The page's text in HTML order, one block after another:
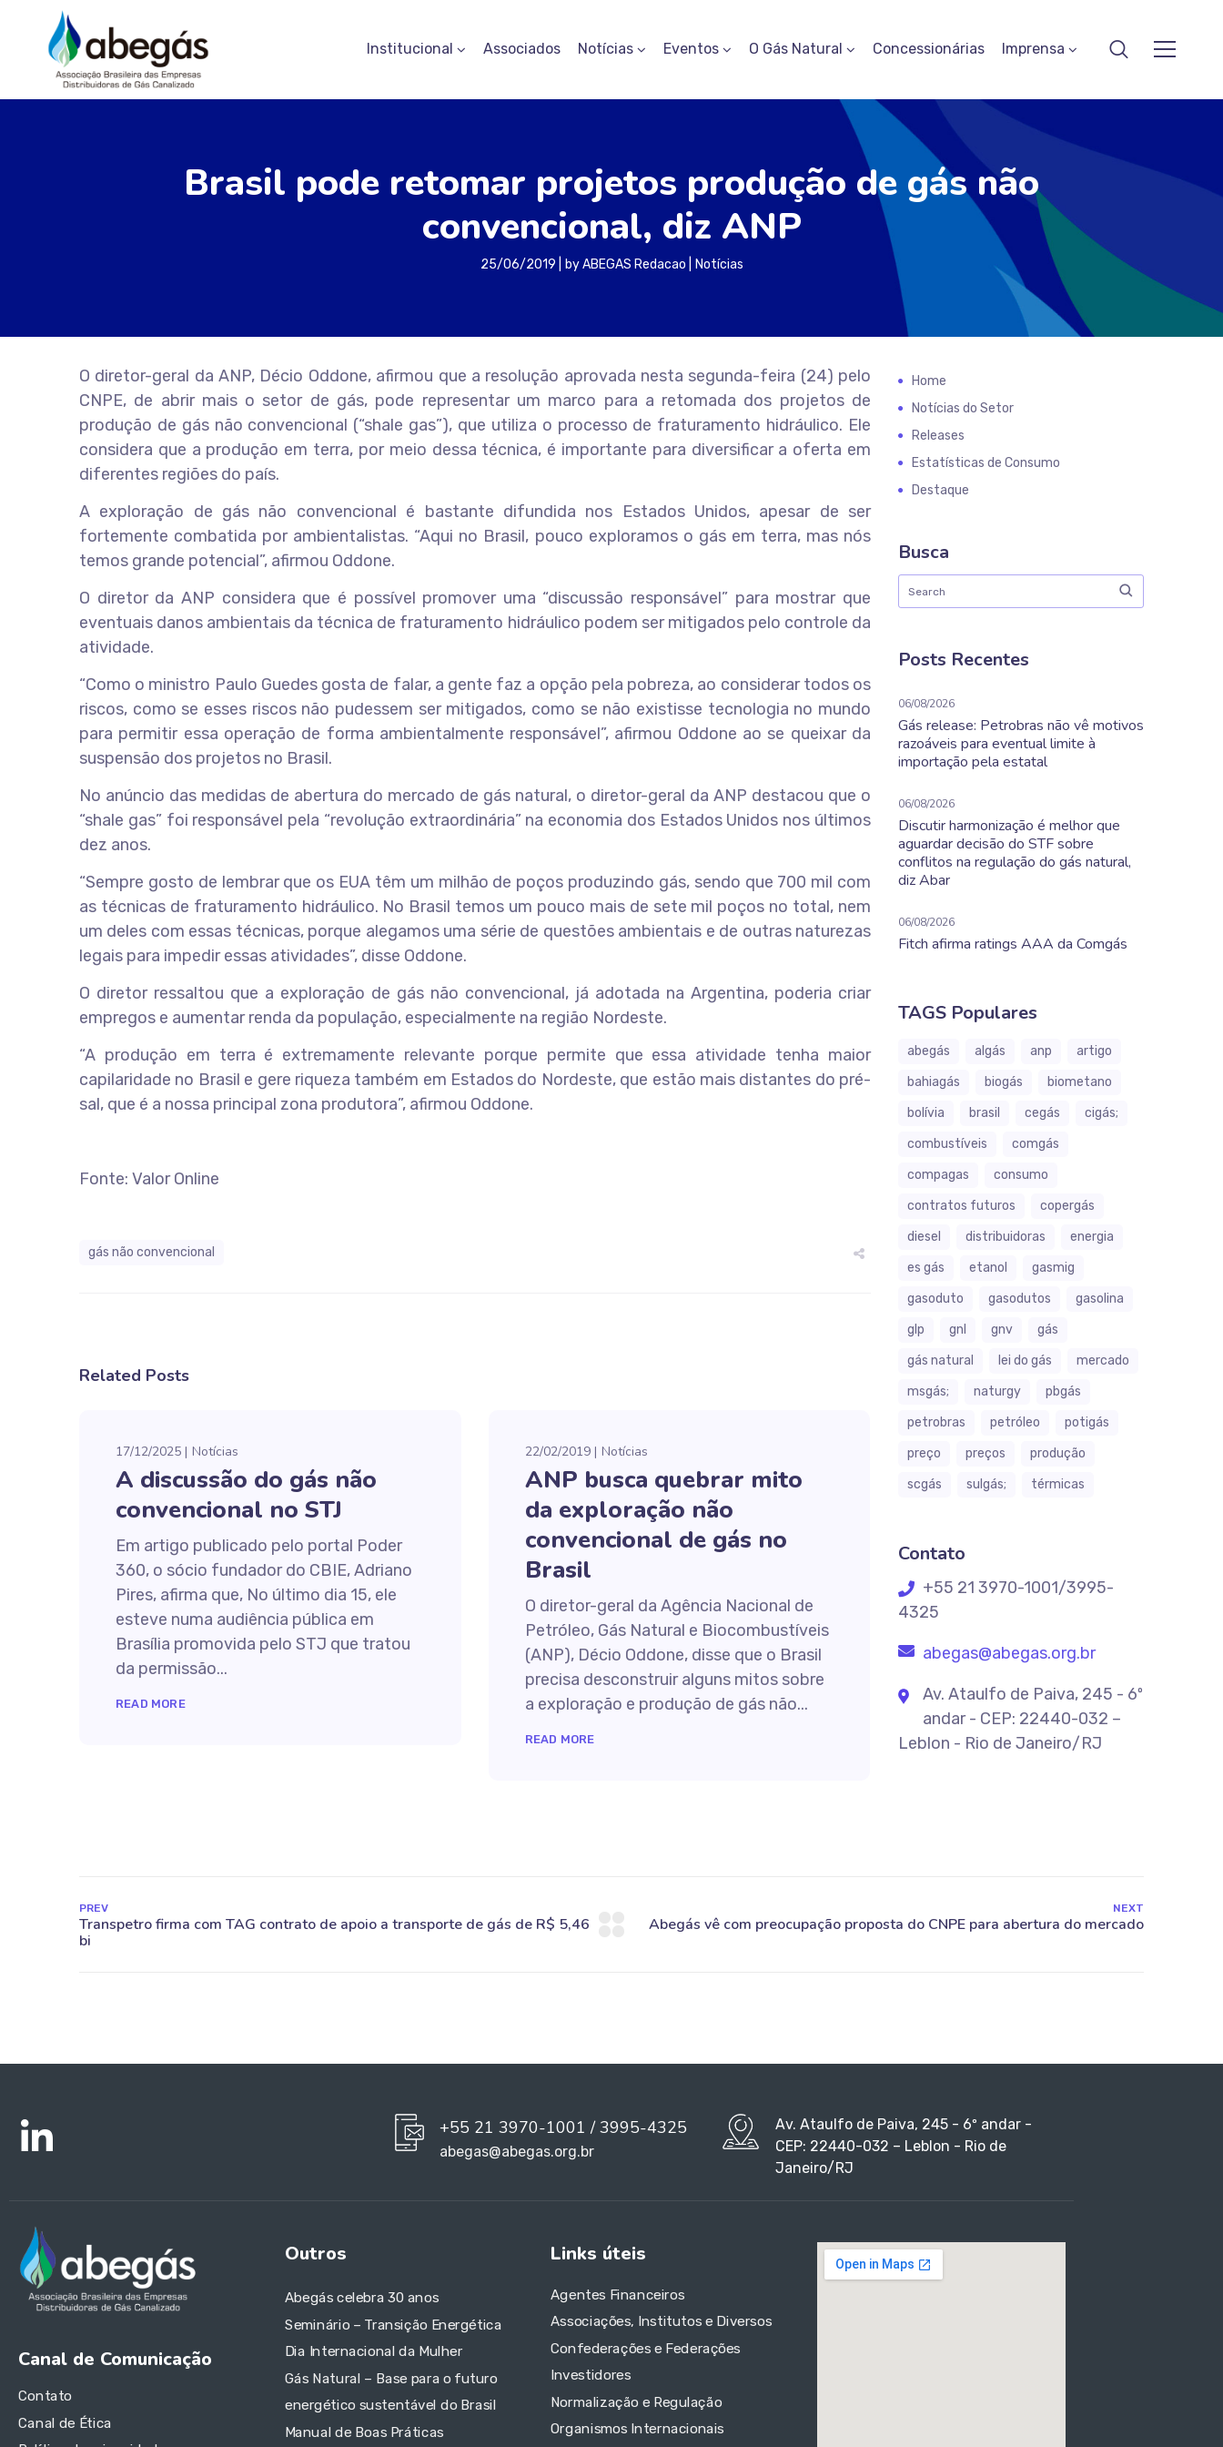
Institucional Associados Notícias Eventos O Gás Natural Concessionárias Imprensa
Brasil pode retomar projetos produção de gás não
convencional, diz ANP
25/06/2019 byABEGAS Redacao Notícias
O diretor-geral da ANP, Décio Oddone, afirmou que a resolução aprovada nesta segunda-feira (24) pelo
CNPE, de abrir mais o setor de gás, pode representar um marco para a retomada dos projetos de
produção de gás não convencional (“shale gas”), que utiliza o processo de fraturamento hidráulico. Ele
considera que a produção em terra, por meio dessa técnica, é importante para diversificar a oferta em
diferentes regiões do país.
A exploração de gás não convencional é bastante difundida nos Estados Unidos, apesar de ser
fortemente combatida por ambientalistas. “Aqui no Brasil, pouco exploramos o gás em terra, mas nós
temos grande potencial”, afirmou Oddone.
O diretor da ANP considera que é possível promover uma “discussão responsável” para mostrar que
eventuais danos ambientais da técnica de fraturamento hidráulico podem ser mitigados pelo controle da
atividade.
“Como o ministro Paulo Guedes gosta de falar, a gente faz a opção pela pobreza, ao considerar todos os
riscos, como se esses riscos não pudessem ser mitigados, como se não existisse tecnologia no mundo
para permitir essa operação de forma ambientalmente responsável”, afirmou Oddone ao se queixar da
suspensão dos projetos no Brasil.
No anúncio das medidas de abertura do mercado de gás natural, o diretor-geral da ANP destacou que o
“shale gas” foi responsável pela “revolução extraordinária” na economia dos Estados Unidos nos últimos
dez anos.
“Sempre gosto de lembrar que os EUA têm um milhão de poços produzindo gás, sendo que 700 mil com
as técnicas de fraturamento hidráulico. No Brasil temos um pouco mais de sete mil poços no total, nem
um deles com essas técnicas, porque alegamos uma série de questões ambientais e de outras naturezas
legais para impedir essas atividades”, disse Oddone.
O diretor ressaltou que a exploração de gás não convencional, já adotada na Argentina, poderia criar
empregos e aumentar renda da população, especialmente na região Nordeste.
“A produção em terra é extremamente relevante porque permite que essa atividade tenha maior
capilaridade no Brasil e gere riqueza também em Estados do Nordeste, que estão mais distantes do pré-
sal, que é a nossa principal zona produtora”, afirmou Oddone.
Fonte: Valor Online
gás não convencional
Related Posts
17/12/2025 Notícias
A discussão do gás não
convencional no STJ
Em artigo publicado pelo portal Poder
360, o sócio fundador do CBIE, Adriano
Pires, afirma que, No último dia 15, ele
esteve numa audiência pública em
Brasília promovida pelo STJ que tratou
da permissão...
READ MORE
22/02/2019 Notícias
ANP busca quebrar mito
da exploração não
convencional de gás no
Brasil
O diretor-geral da Agência Nacional de
Petróleo, Gás Natural e Biocombustíveis
(ANP), Décio Oddone, disse que o Brasil
precisa desconstruir alguns mitos sobre
a exploração e produção de gás não...
READ MORE
Home
Notícias do Setor
Releases
Estatísticas de Consumo
Destaque
Busca
Posts Recentes
06/08/2026
Gás release: Petrobras não vê motivos
razoáveis para eventual limite à
importação pela estatal
06/08/2026
Discutir harmonização é melhor que
aguardar decisão do STF sobre
conflitos na regulação do gás natural,
diz Abar
06/08/2026
Fitch afirma ratings AAA da Comgás
TAGS Populares
abegás algás anp
artigo
bahiagás
biogás
biometano
bolívia
brasil cegás
cigás;
combustíveis
comgás
compagas
consumo
contratos futuros
copergás
diesel
distribuidoras
energia
es gás
etanol
gasmig
gasoduto
gasodutos
gasolina
glp
gnl gnv
gás
gás natural
lei do gás
mercado
msgás;
naturgy
pbgás
petrobras
petróleo
potigás
preço
preços
produção
scgás
sulgás; térmicas
Contato
+55 21 3970-1001/3995-
4325
abegas@abegas.org.br
Av. Ataulfo de Paiva, 245 - 6º
andar - CEP: 22440-032 –
Leblon - Rio de Janeiro/RJ
PREV NEXT
+55 21 3970-1001 / 3995-4325
abegas@abegas.org.br
Av. Ataulfo de Paiva, 245 - 6º andar -
CEP: 22440-032 – Leblon - Rio de
Janeiro/RJ
Canal de Comunicação
Contato
Canal de Ética
Outros
Abegás celebra 30 anos
Seminário – Transição Energética
Dia Internacional da Mulher
Gás Natural – Base para o futuro
energético sustentável do Brasil
Manual de Boas Práticas
Links úteis
Agentes Financeiros
Associações, Institutos e Diversos
Confederações e Federações
Investidores
Normalização e Regulação
Organismos Internacionais